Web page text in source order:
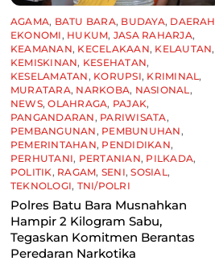
AGAMA, BATU BARA, BUDAYA, DAERAH
EKONOMI, HUKUM, JASA RAHARJA,
KEAMANAN, KECELAKAAN, KELAUTAN,
KEMISKINAN, KESEHATAN,
KESELAMATAN, KORUPSI, KRIMINAL,
MURATARA, NARKOBA, NASIONAL,
NEWS,OLAHRAGA, PAJAK,
PANGANDARAN, PARIWISATA,
PEMBANGUNAN, PEMBUNUHAN,
PEMERINTAHAN, PENDIDIKAN,
PERHUTANI, PERTANIAN, PILKADA,
POLITIK, RAGAM, SENI,SOSIAL,
TEKNOLOGI, TNI/POLRI
Polres Batu Bara Musnahkan
Hampir 2 Kilogram Sabu,
Tegaskan Komitmen Berantas
Peredaran Narkotika